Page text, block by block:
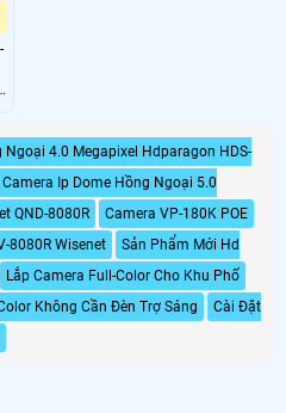
Ngoại 4.0 Megapixel Hdparagon HDS-
Camera Ip Dome Hồng Ngoại 5.0
QND-8080R
Camera VP-180K POE
8080R Wisenet
Sản Phẩm Mới Hd
Lắp Camera Full-Color Cho Khu Phố
Không Cần Đèn Trợ Sáng
Cài Đặt